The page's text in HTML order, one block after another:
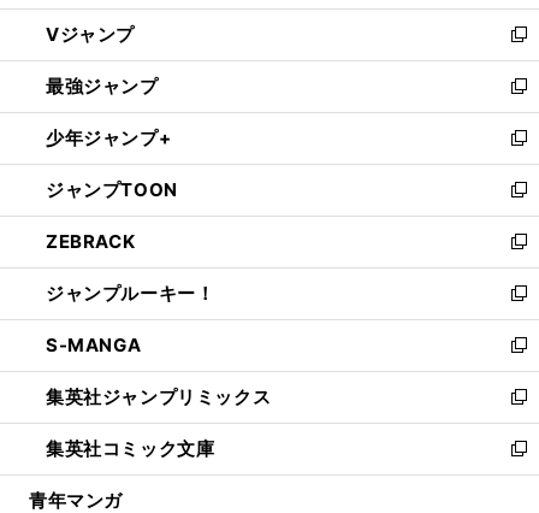
ウ
ィ
ン
ド
ウ
で
開
く
し
い
ウ
ィ
ン
ド
ウ
で
開
く
Vジャンプ
新
し
い
ウ
ィ
ン
ド
ウ
で
開
く
最強ジャンプ
新
し
い
ウ
ィ
ン
ド
ウ
で
開
く
少年ジャンプ+
新
し
い
ウ
ィ
ン
ド
ウ
で
開
く
ジャンプTOON
新
し
い
ウ
ィ
ン
ド
ウ
で
開
く
ZEBRACK
新
し
い
ウ
ィ
ン
ド
ウ
で
開
ジャンプルーキー！
新
し
い
ウ
ィ
ン
ド
ウ
S-MANGA
新
し
い
ウ
ィ
ン
集英社ジャンプリミックス
新
し
い
ウ
集英社コミック文庫
新
し
青年マンガ